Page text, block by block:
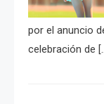
por el anuncio
celebración de